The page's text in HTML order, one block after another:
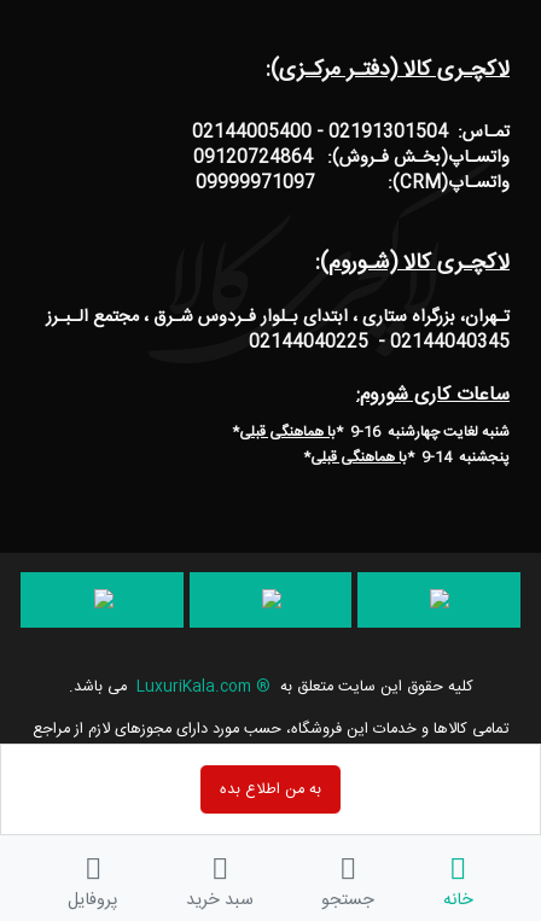
به من اطلاع بده
لاکچـری کالا (دفتـر مرکـزی):
تمـاس: 02191301504 - 02144005400
واتسـاپ(بخـش فـروش): 09120724864
واتسـاپ(CRM): 09999971097
لاکچـری کالا (شـوروم):
تـهران، بزرگراه ستاری ، ابتدای بـلوار فـردوس شـرق ، مجتمع الـبـرز
02144040345 - 02144040225
ساعات کاری شوروم:
شنبه لغایت چهارشنبه 16-9 * با هماهنگی قبلی*
پنجشنبه 14-9
*با هماهنگی قبلی*
کلیه حقوق این سایت متعلق به ®
LuxuriKala.com می باشد.
تمامی كالاها و خدمات این فروشگاه، حسب مورد دارای مجوزهای لازم از مراجع
مربوطه می باشند و فعالیت های این سایت تابع قوانین و مقررات جمهوری
خانه جستجو سبد خرید پروفایل